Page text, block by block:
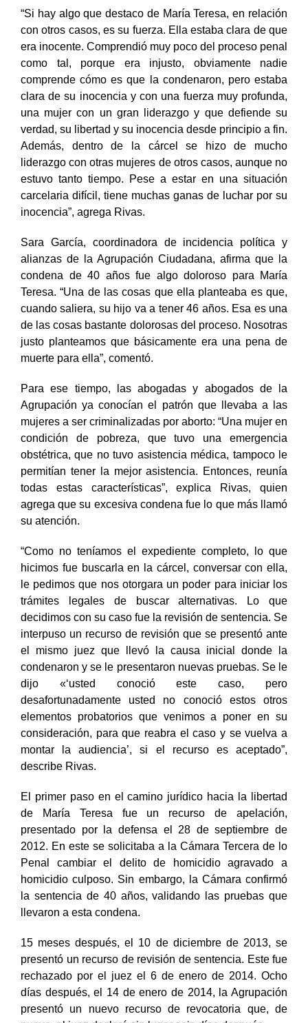
“Si hay algo que destaco de María Teresa, en relación
con otros casos, es su fuerza. Ella estaba clara de que
era inocente. Comprendió muy poco del proceso penal
como tal, porque era injusto, obviamente nadie
comprende cómo es que la condenaron, pero estaba
clara de su inocencia y con una fuerza muy profunda,
una mujer con un gran liderazgo y que defiende su
verdad, su libertad y su inocencia desde principio a fin.
Además, dentro de la cárcel se hizo de mucho
liderazgo con otras mujeres de otros casos, aunque no
estuvo tanto tiempo. Pese a estar en una situación
carcelaria difícil, tiene muchas ganas de luchar por su
inocencia”, agrega Rivas.
Sara García, coordinadora de incidencia política y
alianzas de la Agrupación Ciudadana, afirma que la
condena de 40 años fue algo doloroso para María
Teresa. “Una de las cosas que ella planteaba es que,
cuando saliera, su hijo va a tener 46 años. Esa es una
de las cosas bastante dolorosas del proceso. Nosotras
justo planteamos que básicamente era una pena de
muerte para ella”, comentó.
Para ese tiempo, las abogadas y abogados de la
Agrupación ya conocían el patrón que llevaba a las
mujeres a ser criminalizadas por aborto: “Una mujer en
condición de pobreza, que tuvo una emergencia
obstétrica, que no tuvo asistencia médica, tampoco le
permitían tener la mejor asistencia. Entonces, reunía
todas estas características”, explica Rivas, quien
agrega que su excesiva condena fue lo que más llamó
su atención.
“Como no teníamos el expediente completo, lo que
hicimos fue buscarla en la cárcel, conversar con ella,
le pedimos que nos otorgara un poder para iniciar los
trámites legales de buscar alternativas. Lo que
decidimos con su caso fue la revisión de sentencia. Se
interpuso un recurso de revisión que se presentó ante
el mismo juez que llevó la causa inicial donde la
condenaron y se le presentaron nuevas pruebas. Se le
dijo «‘usted conoció este caso, pero
desafortunadamente usted no conoció estos otros
elementos probatorios que venimos a poner en su
consideración, para que reabra el caso y se vuelva a
montar la audiencia’, si el recurso es aceptado”,
describe Rivas.
El primer paso en el camino jurídico hacia la libertad
de María Teresa fue un recurso de apelación,
presentado por la defensa el 28 de septiembre de
2012. En este se solicitaba a la Cámara Tercera de lo
Penal cambiar el delito de homicidio agravado a
homicidio culposo. Sin embargo, la Cámara confirmó
la sentencia de 40 años, validando las pruebas que
llevaron a esta condena.
15 meses después, el 10 de diciembre de 2013, se
presentó un recurso de revisión de sentencia. Este fue
rechazado por el juez el 6 de enero de 2014. Ocho
días después, el 14 de enero de 2014, la Agrupación
presentó un nuevo recurso de revocatoria que, de